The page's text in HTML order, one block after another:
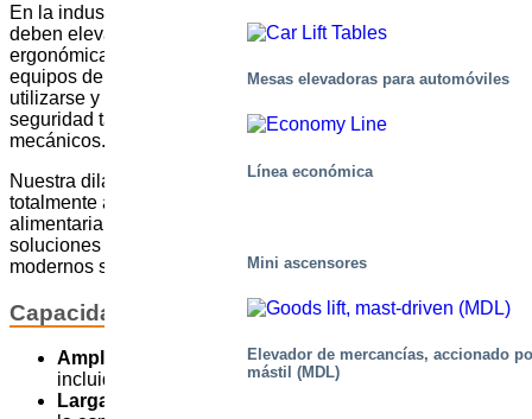
Mesas elevadoras para automóviles
Línea económica
Mini ascensores
Elevador de mercancías, accionado
mástil (MDL)
En la industria alimentaria, las mercancías y las personas
deben elevarse y transportarse de forma segura, eficaz y
ergonómica. Las normas de higiene son estrictas, y los
equipos de manipulación de materiales deben instalarse,
utilizarse y mantenerse de acuerdo con la legislación de
seguridad tanto para alimentos como para dispositivos
mecánicos.
Nuestra dilatada experiencia nos permite ofrecer soluciones
totalmente adaptadas a las necesidades de la industria
alimentaria, hasta en la elección del lubricante. Nuestras
soluciones funcionan de forma fiable año tras año en
modernos sistemas de producción automatizados.
Capacidades clave
Amplia gama
para satisfacer todas las necesidades,
incluidos los productos de acero inoxidable
Larga experiencia